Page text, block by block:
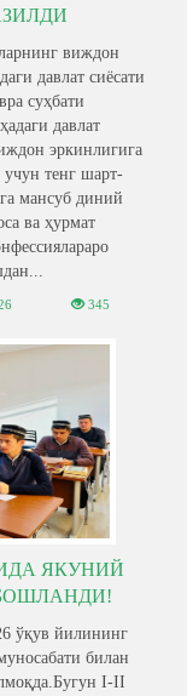
виждон
давлат сиёсати
суҳбати
давлат
эркинлигига
тенг шарт-
мансуб диний
ва ҳурмат
345
ЯКУНИЙ
ўқув йилининг
билан
I-II